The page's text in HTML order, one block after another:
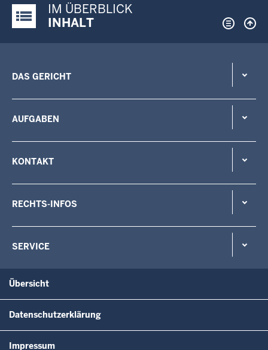
Justiz-Portal im Überblick:
IM ÜBERBLICK
INHALT
DAS GERICHT
AUFGABEN
KONTAKT
RECHTS-INFOS
SERVICE
Übersicht
Datenschutzerklärung
Impressum